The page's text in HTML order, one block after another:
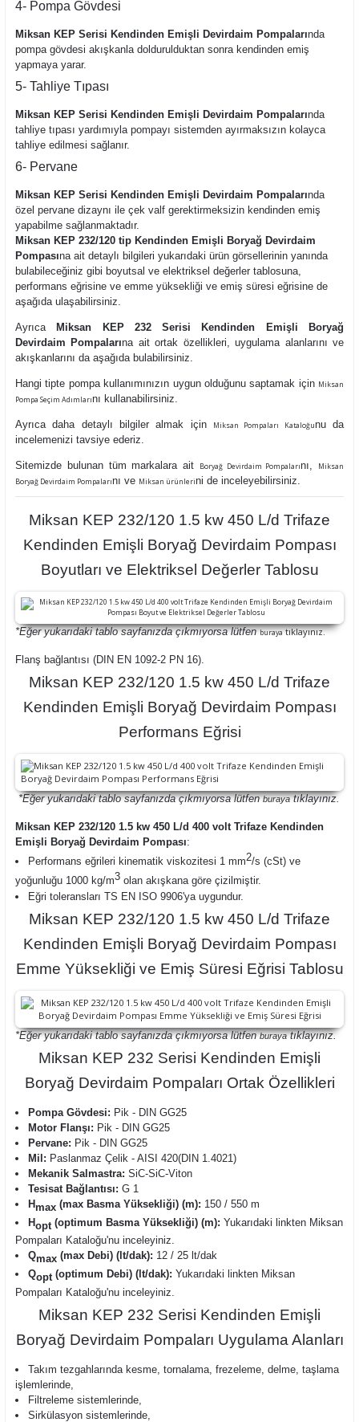
4- Pompa Gövdesi
Miksan KEP Serisi Kendinden Emişli Devirdaim Pompalarında
pompa gövdesi akışkanla doldurulduktan sonra kendinden emiş
yapmaya yarar.
5- Tahliye Tıpası
Miksan KEP Serisi Kendinden Emişli Devirdaim Pompalarında
tahliye tıpası yardımıyla pompayı sistemden ayırmaksızın kolayca
tahliye edilmesi sağlanır.
6- Pervane
Miksan KEP Serisi Kendinden Emişli Devirdaim Pompalarında
özel pervane dizaynı ile çek valf gerektirmeksizin kendinden emiş
yapabilme sağlanmaktadır.
Miksan KEP 232/120 tip Kendinden Emişli Boryağ Devirdaim
Pompasına ait detaylı bilgileri yukarıdaki ürün görsellerinin yanında
bulabileceğiniz gibi boyutsal ve elektriksel değerler tablosuna,
performans eğrisine ve emme yüksekliği ve emiş süresi eğrisine de
aşağıda ulaşabilirsiniz.
Ayrıca
Miksan KEP 232 Serisi Kendinden Emişli Boryağ
Devirdaim Pompalarına ait ortak özellikleri, uygulama alanlarını ve
akışkanlarını da aşağıda bulabilirsiniz.
Hangi tipte pompa kullanımınızın uygun olduğunu saptamak için Miksan
Pompa Seçim Adımlarını kullanabilirsiniz.
Ayrıca daha detaylı bilgiler almak için Miksan Pompaları Kataloğunu da
incelemenizi tavsiye ederiz.
Sitemizde bulunan tüm markalara ait Boryağ Devirdaim Pompalarını,
Miksan
Boryağ Devirdaim Pompalarını ve Miksan ürünlerini de inceleyebilirsiniz.
Miksan KEP 232/120 1.5 kw 450 L/d Trifaze
Kendinden Emişli Boryağ Devirdaim Pompası
Boyutları ve Elektriksel Değerler Tablosu
*Eğer yukarıdaki tablo sayfanızda çıkmıyorsa lütfenburayatıklayınız.
Flanş bağlantısı (DIN EN 1092-2 PN 16).
Miksan KEP 232/120 1.5 kw 450 L/d Trifaze
Kendinden Emişli Boryağ Devirdaim Pompası
Performans Eğrisi
*Eğer yukarıdaki tablo sayfanızda çıkmıyorsa lütfenburayatıklayınız.
Miksan KEP 232/120 1.5 kw 450 L/d 400 volt Trifaze Kendinden
Emişli Boryağ Devirdaim Pompası:
Performans eğrileri kinematik viskozitesi 1 mm2/s (cSt) ve
yoğunluğu 1000 kg/m3 olan akışkana göre çizilmiştir.
Eğri toleransları TS EN ISO 9906'ya uygundur.
Miksan KEP 232/120 1.5 kw 450 L/d Trifaze
Kendinden Emişli Boryağ Devirdaim Pompası
Emme Yüksekliği ve Emiş Süresi Eğrisi Tablosu
*Eğer yukarıdaki tablo sayfanızda çıkmıyorsa lütfenburayatıklayınız.
Miksan KEP 232 Serisi Kendinden Emişli
Boryağ Devirdaim Pompaları Ortak Özellikleri
Pompa Gövdesi: Pik - DIN GG25
Motor Flanşı: Pik - DIN GG25
Pervane: Pik - DIN GG25
Mil: Paslanmaz Çelik - AISI 420(DIN 1.4021)
Mekanik Salmastra: SiC-SiC-Viton
Tesisat Bağlantısı: G 1
Hmax (max Basma Yüksekliği) (m): 150 / 550 m
Hopt (optimum Basma Yüksekliği) (m): Yukarıdaki linkten Miksan
Pompaları Kataloğu'nu inceleyiniz.
Qmax (max Debi) (lt/dak): 12 / 25 lt/dak
Qopt (optimum Debi) (lt/dak): Yukarıdaki linkten Miksan
Pompaları Kataloğu'nu inceleyiniz.
Miksan KEP 232 Serisi Kendinden Emişli
Boryağ Devirdaim Pompaları Uygulama Alanları
Takım tezgahlarında kesme, tornalama, frezeleme, delme, taşlama
işlemlerinde,
Filtreleme sistemlerinde,
Sirkülasyon sistemlerinde,